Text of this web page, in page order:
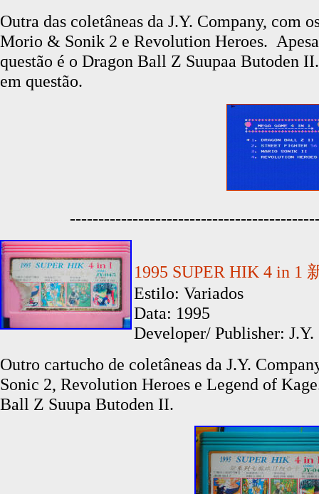
Outra das coletâneas da J.Y. Company, com
Morio & Sonik 2 e Revolution Heroes.
questão é o Dragon Ball Z Suupaa Butoden
em questão.
1995 SUPER HIK 4 in 1
Estilo: Variados
Data: 1995
Developer/ Publisher:
Outro cartucho de coletâneas da J.Y.
Sonic 2, Revolution Heroes e Legend of
Ball Z Suupa Butoden II.